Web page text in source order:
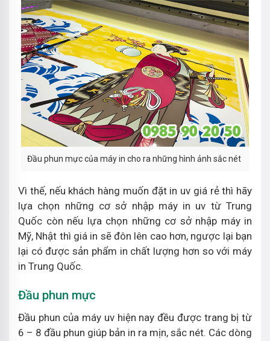
Đầu phun mực của máy in cho ra những hình ảnh sắc nét
Vì thế, nếu khách hàng muốn đặt in uv giá rẻ thì hãy
lựa chọn những cơ sở nhập máy in uv từ Trung
Quốc còn nếu lựa chọn những cơ sở nhập máy in
Mỹ, Nhật thì giá in sẽ đôn lên cao hơn, ngược lại bạn
lại có được sản phẩm in chất lượng hơn so với máy
in Trung Quốc.
Đầu phun mực
Đầu phun của máy uv hiện nay đều được trang bị từ
6 – 8 đầu phun giúp bản in ra mịn, sắc nét. Các dòng